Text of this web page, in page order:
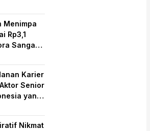
Menimpa
Rp3,1
Sangat
Karier
Senior
yang
Nikmat